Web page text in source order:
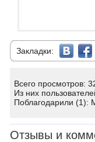
Закладки:
Всего просмотров:
Из них
Поблагодарили (1):
Отзывы и